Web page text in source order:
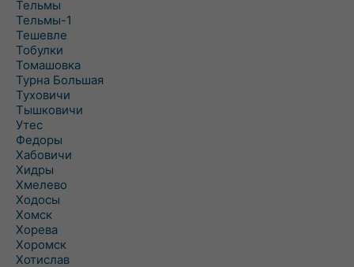
Тельмы
Тельмы-1
Тешевле
Тобулки
Томашовка
Турна Большая
Туховичи
Тышковичи
Утес
Федоры
Хабовичи
Хидры
Хмелево
Ходосы
Хомск
Хорева
Хоромск
Хотислав